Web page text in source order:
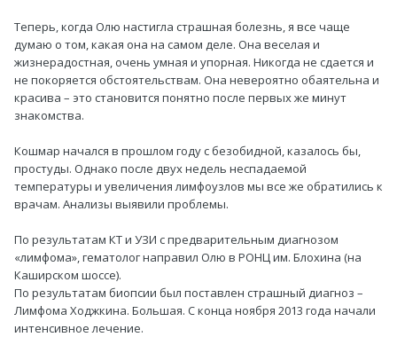
Теперь, когда Олю настигла страшная болезнь, я все чаще
думаю о том, какая она на самом деле. Она веселая и
жизнерадостная, очень умная и упорная. Никогда не сдается и
не покоряется обстоятельствам. Она невероятно обаятельна и
красива – это становится понятно после первых же минут
знакомства.
Кошмар начался в прошлом году с безобидной, казалось бы,
простуды. Однако после двух недель неспадаемой
температуры и увеличения лимфоузлов мы все же обратились к
врачам. Анализы выявили проблемы.
По результатам КТ и УЗИ с предварительным диагнозом
«лимфома», гематолог направил Олю в РОНЦ им. Блохина (на
Каширском шоссе).
По результатам биопсии был поставлен страшный диагноз –
Лимфома Ходжкина. Большая. С конца ноября 2013 года начали
интенсивное лечение.